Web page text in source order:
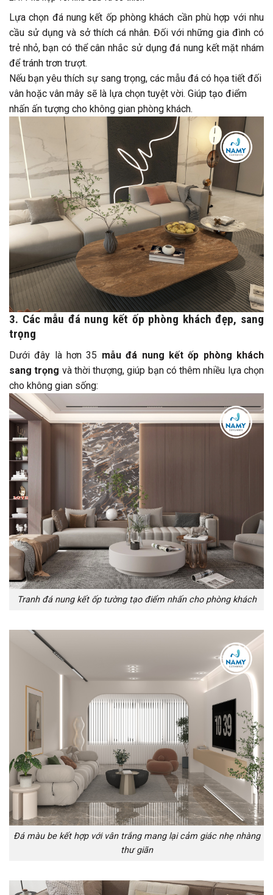
Lựa chọn đá nung kết ốp phòng khách cần phù hợp với nhu
cầu sử dụng và sở thích cá nhân. Đối với những gia đình có
trẻ nhỏ, bạn có thể cân nhắc sử dụng đá nung kết mặt nhám
để tránh trơn trượt.
Nếu bạn yêu thích sự sang trọng, các mẫu đá có họa tiết đối
vân hoặc vân mây sẽ là lựa chọn tuyệt vời. Giúp tạo điểm
nhấn ấn tượng cho không gian phòng khách.
3. Các mẫu đá nung kết ốp phòng khách đẹp, sang
trọng
Dưới đây là hơn 35 mẫu đá nung kết ốp phòng khách
sang trọng và thời thượng, giúp bạn có thêm nhiều lựa chọn
cho không gian sống:
Tranh đá nung kết ốp tường tạo điểm nhấn cho phòng khách
Đá màu be kết hợp với vân trắng mang lại cảm giác nhẹ nhàng
thư giãn